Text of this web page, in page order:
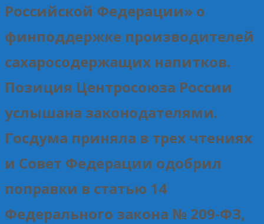
Российской Федерации» о
финподдержке производителей
сахаросодержащих напитков.
Позиция Центросоюза России
услышана законодателями.
Госдума приняла в трех чтениях
и Совет Федерации одобрил
поправки в статью 14
Федерального закона № 209-ФЗ,